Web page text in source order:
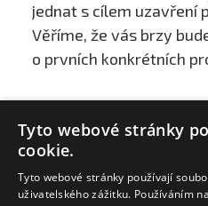
jednat s cílem uzavření
Věříme, že vás brzy
o prvních konkrétních
Tyto webové stránky
cookie.
Tyto webové stránky používají
uživatelského zážitku. Používáním